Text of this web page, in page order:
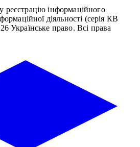
реєстрацію інформаційного
діяльності (серія КВ
Українське право. Всі права